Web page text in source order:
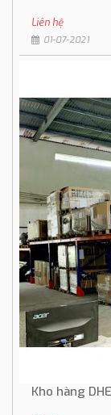
Liên hệ
01-07-2021
Kho hàng DHE